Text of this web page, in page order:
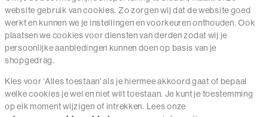
Mail ons
020 - 3412 650
Van maandag t/m vrijdag van 8.30 uur tot 18.00 uur.
Service
website gebruik van cookies. Zo zorgen wij dat de website goed
werkt en kunnen we je instellingen en voorkeuren onthouden. Ook
plaatsen we cookies voor diensten van derden zodat wij je
persoonlijke aanbiedingen kunnen doen op basis van je
shopgedrag.
Kies voor 'Alles toestaan' als je hiermee akkoord gaat of bepaal
welke cookies je wel en niet wilt toestaan. Je kunt je toestemming
op elk moment wijzigen of intrekken. Lees onze